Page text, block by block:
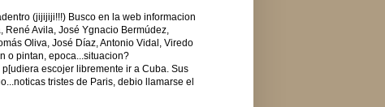
(jijijiji!!!) Busco en la web informacion
René Avila, José Ygnacio Bermúdez,
Oliva, José Díaz, Antonio Vidal, Viredo
o pintan, epoca...situacion?
escojer libremente ir a Cuba. Sus
tristes de Paris, debio llamarse el